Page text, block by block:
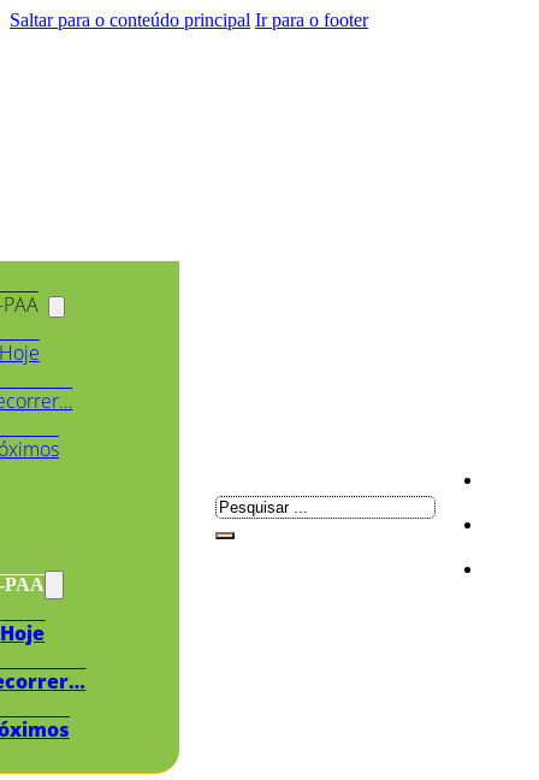
Saltar para o conteúdo principal Ir para o footer
PAA
Hoje
Pesquisar